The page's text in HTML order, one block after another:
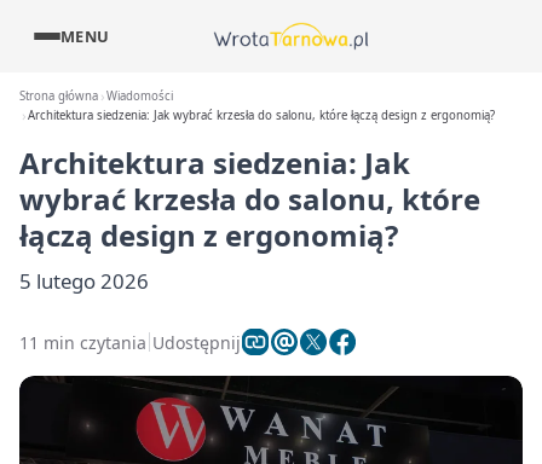
MENU
Strona główna Wiadomości
Architektura siedzenia: Jak wybrać krzesła do salonu, które łączą design z ergonomią?
Architektura siedzenia: Jak
wybrać krzesła do salonu, które
łączą design z ergonomią?
5 lutego 2026
11 min czytania Udostępnij